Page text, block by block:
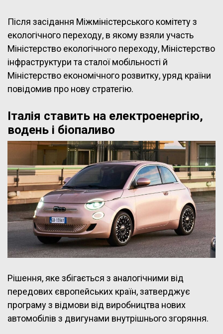
Після засідання Міжміністерського комітету з
екологічного переходу, в якому взяли участь
Міністерство екологічного переходу, Міністерство
інфраструктури та сталої мобільності й
Міністерство економічного розвитку, уряд країни
повідомив про нову стратегію.
Італія ставить на електроенергію,
водень і біопаливо
Рішення, яке збігається з аналогічними від
передових європейських країн, затверджує
програму з відмови від виробництва нових
автомобілів з двигунами внутрішнього згоряння.